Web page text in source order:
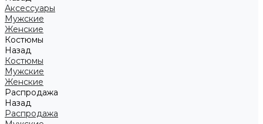
Аксессуары
Мужские
Женские
Костюмы
Назад
Костюмы
Мужские
Женские
Распродажа
Назад
Распродажа